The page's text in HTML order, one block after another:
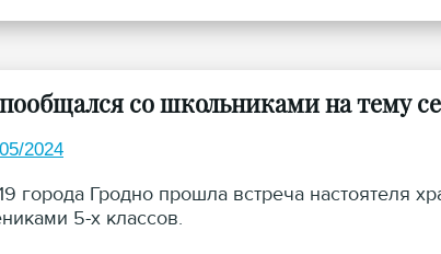
со школьниками на тему
2024
города Гродно прошла встреча настоятеля
5-х классов.